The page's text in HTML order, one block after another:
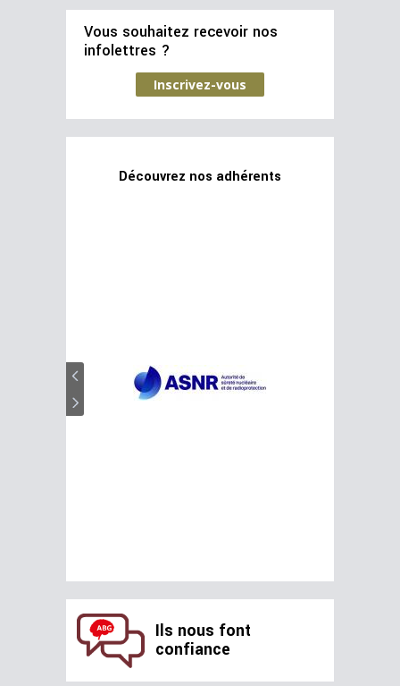
Vous souhaitez recevoir nos
infolettres ?
Inscrivez-vous
Découvrez nos adhérents
Ils nous font
confiance